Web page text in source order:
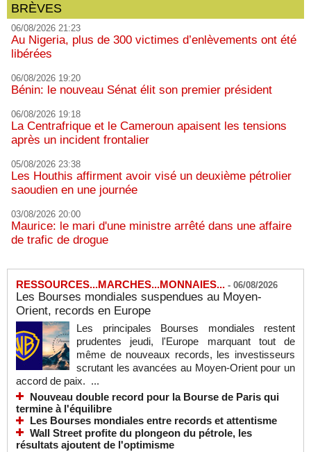
BRÈVES
06/08/2026 21:23
Au Nigeria, plus de 300 victimes d’enlèvements ont été
libérées
06/08/2026 19:20
Bénin: le nouveau Sénat élit son premier président
06/08/2026 19:18
La Centrafrique et le Cameroun apaisent les tensions
après un incident frontalier
05/08/2026 23:38
Les Houthis affirment avoir visé un deuxième pétrolier
saoudien en une journée
03/08/2026 20:00
Maurice: le mari d'une ministre arrêté dans une affaire
de trafic de drogue
RESSOURCES...MARCHES...MONNAIES... - 06/08/2026
Les Bourses mondiales suspendues au Moyen-
Orient, records en Europe
Les principales Bourses mondiales restent
prudentes jeudi, l'Europe marquant tout de
même de nouveaux records, les investisseurs
scrutant les avancées au Moyen-Orient pour un
accord de paix. ...
Nouveau double record pour la Bourse de Paris qui
termine à l'équilibre
Les Bourses mondiales entre records et attentisme
Wall Street profite du plongeon du pétrole, les
résultats ajoutent de l'optimisme